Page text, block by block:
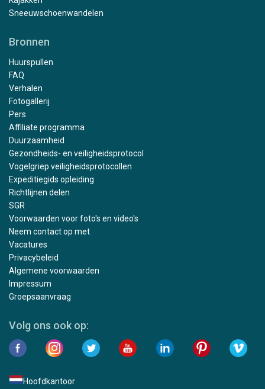
Sneeuwschoenwandelen
Bronnen
Huurspullen
FAQ
Verhalen
Fotogallerij
Pers
Affiliate programma
Duurzaamheid
Gezondheids- en veiligheidsprotocol
Vogelgriep veiligheidsprotocollen
Expeditiegids opleiding
Richtlijnen delen
SGR
Voorwaarden voor foto's en video's
Neem contact op met
Vacatures
Privacybeleid
Algemene voorwaarden
Impressum
Groepsaanvraag
Volg ons ook op:
Hoofdkantoor